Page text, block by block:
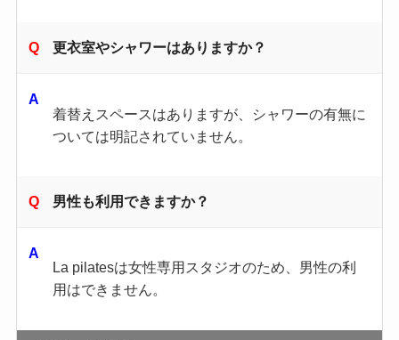
更衣室やシャワーはありますか？
着替えスペースはありますが、シャワーの有無に
ついては明記されていません。
男性も利用できますか？
La pilatesは女性専用スタジオのため、男性の利
用はできません。